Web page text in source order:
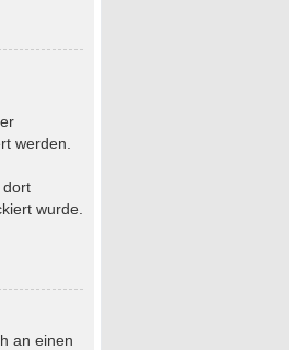
werden.
dort
wurde.
an einen